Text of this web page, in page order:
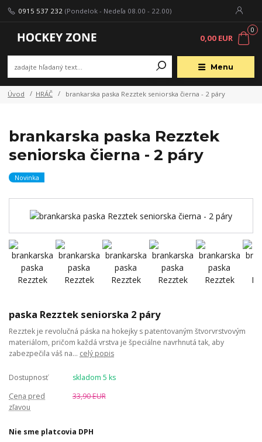
Menu
0915 537 232 (Pondelok - Nedeľa 08.00 - 22.00)
0
0,00 EUR
Úvod HRÁČ brankarska paska Rezztek seniorska čierna - 2 páry
brankarska paska Rezztek
seniorska čierna - 2 páry
Novinka
paska Rezztek seniorska 2 páry
Rezztek je revolučná páska na hokejky s patentovaným štvorvrstvovým
materiálom, pričom každá vrstva je špeciálne navrhnutá tak, aby
zabezpečila váš na... celý popis
Dostupnosť
skladom 5 ks
Cena pred
zľavou
33,90 EUR
Nie sme platcovia DPH